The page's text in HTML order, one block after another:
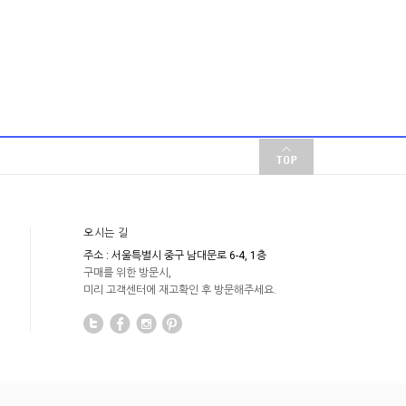
오시는 길
주소 : 서울특별시 중구 남대문로 6-4, 1층
구매를 위한 방문시,
미리 고객센터에 재고확인 후 방문해주세요.